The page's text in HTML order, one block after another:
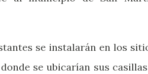
se instalarán en los
se ubicarían sus